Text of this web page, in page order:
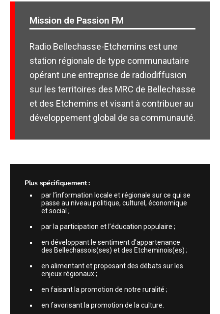
Mission de Passion FM
Radio Bellechasse-Etchemins est une
station régionale de type communautaire
opérant une entreprise de radiodiffusion
sur les territoires des MRC de Bellechasse
et des Etchemins et visant à contribuer au
développement global de sa communauté.
Plus spécifiquement :
par l’information locale et régionale sur ce qui se
passe au niveau politique, culturel, économique
et social ;
par la participation et l’éducation populaire ;
en développant le sentiment d’appartenance
des Bellechassois(ses) et des Etcheminois(es) ;
en alimentant et proposant des débats sur les
enjeux régionaux ;
en faisant la promotion de notre ruralité ;
en favorisant la promotion de la culture.